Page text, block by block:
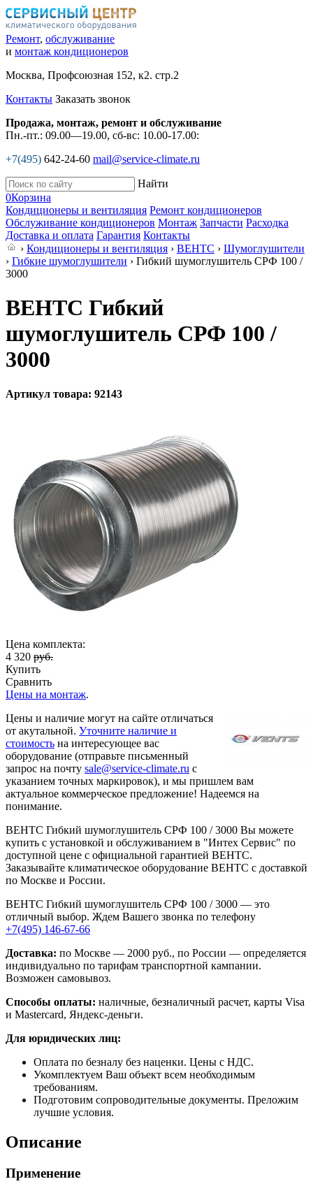
Ремонт, обслуживание
и монтаж кондиционеров
Москва, Профсоюзная 152, к2. стр.2
Контакты Заказать звонок
Продажа, монтаж, ремонт и обслуживание
Пн.-пт.: 09.00—19.00, сб-вс: 10.00-17.00:
+7(495) 642-24-60 mail@service-climate.ru
Найти
0Корзина
Кондиционеры и вентиляция Ремонт кондиционеров
Обслуживание кондиционеров Монтаж Запчасти Расходка
Доставка и оплата Гарантия Контакты
› Кондиционеры и вентиляция › ВЕНТС › Шумоглушители
› Гибкие шумоглушители › Гибкий шумоглушитель СРФ 100 /
3000
ВЕНТС Гибкий
шумоглушитель СРФ 100 /
3000
Артикул товара: 92143
Цена комплекта:
4 320 руб.
Купить
Сравнить
Цены на монтаж.
Цены и наличие могут на сайте отличаться
от акутальной. Уточните наличие и
стоимость на интересующее вас
оборудование (отправьте письменный
запрос на почту sale@service-climate.ru с
указанием точных маркировок), и мы пришлем вам
актуальное коммерческое предложение! Надеемся на
понимание.
ВЕНТС Гибкий шумоглушитель СРФ 100 / 3000 Вы можете
купить с установкой и обслуживанием в "Интех Сервис" по
доступной цене с официальной гарантией ВЕНТС.
Заказывайте климатическое оборудование ВЕНТС с доставкой
по Москве и России.
ВЕНТС Гибкий шумоглушитель СРФ 100 / 3000 — это
отличный выбор. Ждем Вашего звонка по телефону
+7(495) 146-67-66
Доставка: по Москве — 2000 руб., по России — определяется
индивидуально по тарифам транспортной кампании.
Возможен самовывоз.
Способы оплаты: наличные, безналичный расчет, карты Visa
и Mastercard, Яндекс-деньги.
Для юридических лиц:
Оплата по безналу без наценки. Цены с НДС.
Укомплектуем Ваш объект всем необходимым
требованиям.
Подготовим сопроводительные документы. Преложим
лучшие условия.
Описание
Применение